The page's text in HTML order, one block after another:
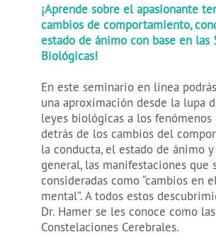
¡Aprende sobre el apasionante
cambios de comportamiento,
estado de ánimo con base en las
Biológicas!
En este seminario en línea
una aproximación desde la lupa
leyes biológicas a los fenómenos
detrás de los cambios del
la conducta, el estado de ánimo y
general, las manifestaciones que
consideradas como “cambios en
mental”. A todos estos
Dr. Hamer se les conoce como las
Constelaciones Cerebrales.